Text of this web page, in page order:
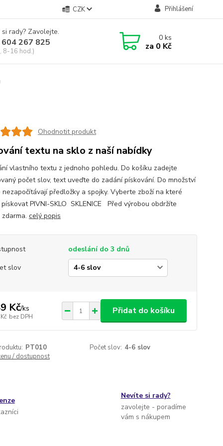
CZK Přihlášení
rady? Zavolejte.
267 825
8-16 hod.)
0ks
za 0 Kč
Ohodnotit produkt
textu na sklo z naší nabídky
vlastního textu z jednoho pohledu. Do košíku zadejte
počet slov, text uveďte do zadání pískování. Do množství
nezapočítávají předložky a spojky. Vyberte zboží na které
PIVNI-SKLO SKLENICE Před výrobou obdržíte
celý popis
odeslání do 3 dnů
slov
Kč/ks
bez DPH
Přidat do košíku
PT010 Počet slov: 4-6 slov
/ dostupnost
Nevíte si rady?
zavolejte - poradíme
vám s nákupem